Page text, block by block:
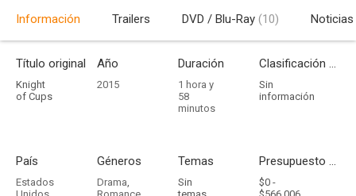
Información Trailers DVD / Blu-Ray (10) Noticias
Título original
Knight
of Cups
Año
2015
Duración
1 hora y
58
minutos
Clasificación por edades
Sin
información
País
Estados
Géneros
Drama,
Temas
Sin
Presupuesto - Ingresos
$0 -